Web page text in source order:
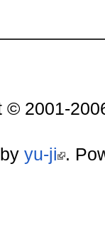
© 2001-
yu-ji .